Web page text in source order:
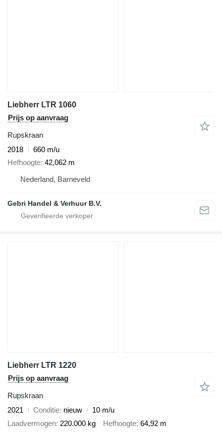
Liebherr LTR 1060
Prijs op aanvraag
Rupskraan
2018
660 m/u
Hefhoogte 42,062 m
Nederland, Barneveld
Gebri Handel & Verhuur B.V.
Liebherr LTR 1220
Prijs op aanvraag
Rupskraan
2021
Conditie nieuw
10 m/u
Laadvermogen 220.000 kg Hefhoogte 64,92 m